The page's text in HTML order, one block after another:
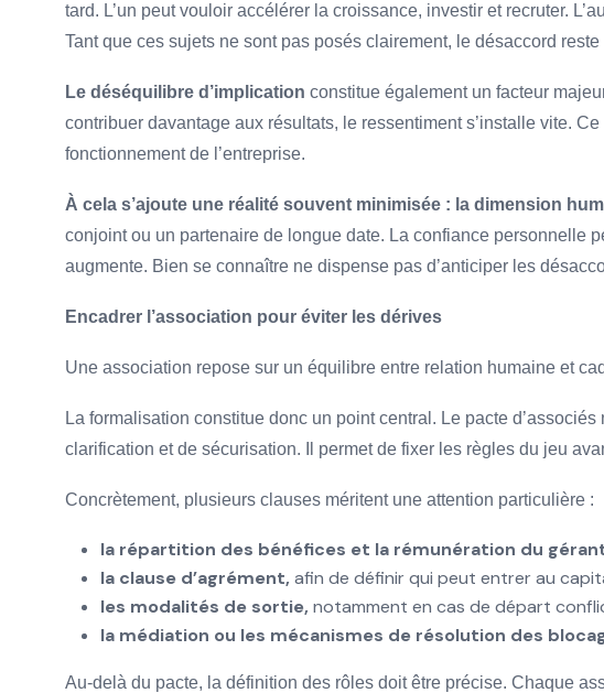
tard. L’un peut vouloir accélérer la croissance, investir et recruter.
Tant que ces sujets ne sont pas posés clairement, le désaccord
Le déséquilibre d’implication constitue également un facteur
contribuer davantage aux résultats, le ressentiment s’installe vite.
fonctionnement de l’entreprise.
À cela s’ajoute une réalité souvent minimisée : la dimension
conjoint ou un partenaire de longue date. La confiance personnelle
augmente. Bien se connaître ne dispense pas d’anticiper les
Encadrer l’association pour éviter les dérives
Une association repose sur un équilibre entre relation humaine et
La formalisation constitue donc un point central. Le pacte
clarification et de sécurisation. Il permet de fixer les règles du jeu
Concrètement, plusieurs clauses méritent une attention particulière :
la répartition des bénéfices et la rémunération du
la clause d’agrément, afin de définir qui peut entrer au
les modalités de sortie, notamment en cas de départ
la médiation ou les mécanismes de résolution des
Au-delà du pacte, la définition des rôles doit être précise. Chaque